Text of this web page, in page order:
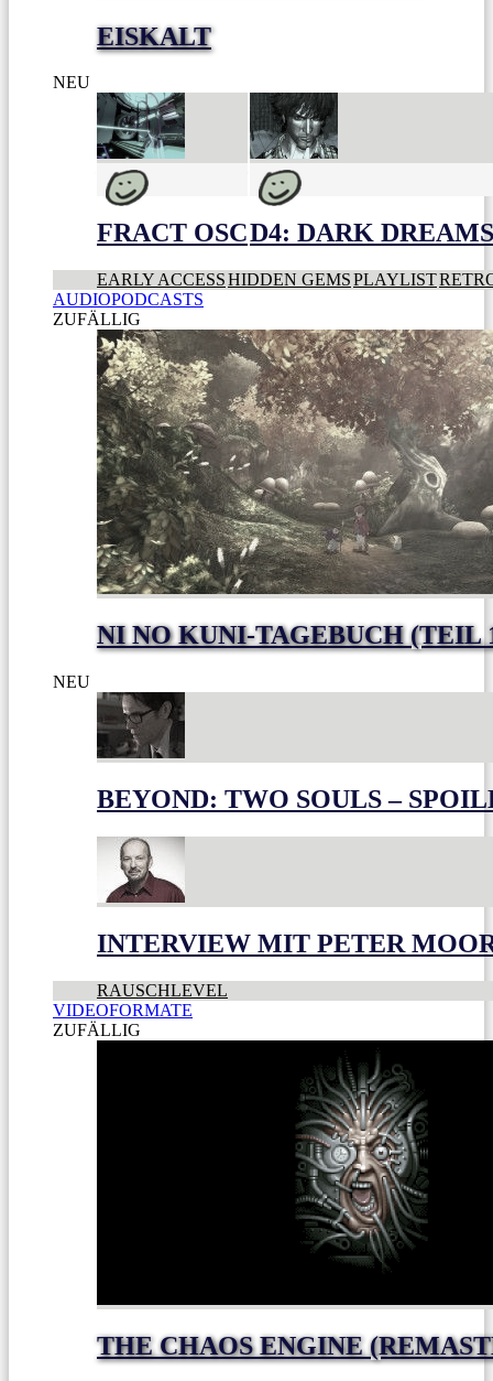
EISKALT
NEU
FRACT OSCD4: DARK
EARLY ACCESSHIDDEN GEMSPLAYLIST
AUDIOPODCASTS
ZUFÄLLIG
NI NO KUNI-TAGEBUCH (TEIL
NEU
BEYOND: TWO SOULS –
INTERVIEW MIT PETER
RAUSCHLEVEL
VIDEOFORMATE
ZUFÄLLIG
THE CHAOS ENGINE